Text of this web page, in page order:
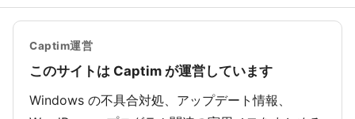
Captim運営
このサイトは Captim が運営しています
Windows の不具合対処、アップデート情報、